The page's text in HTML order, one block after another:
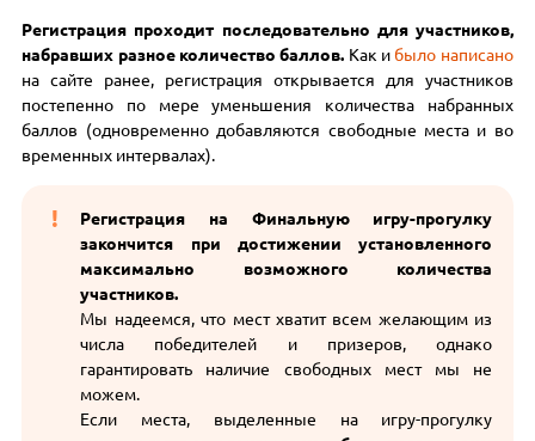
Регистрация проходит последовательно для участников,
набравших разное количество баллов. Как ибыло написано
на сайте ранее, регистрация открывается для участников
постепенно по мере уменьшения количества набранных
баллов (одновременно добавляются свободные места и во
временных интервалах).
Регистрация на Финальную игру-прогулку
закончится при достижении установленного
максимально возможного количества
участников.
Мы надеемся, что мест хватит всем желающим из
числа победителей и призеров, однако
гарантировать наличие свободных мест мы не
можем.
Если места, выделенные на игру-прогулку